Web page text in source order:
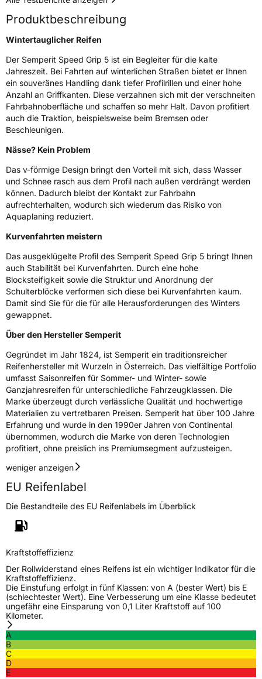
FahrzeugklasseC1
3PMSF / Schneeflockensymbol / Alpine-SymbolJa
Eisgrip
Nein
EPREL ID636246
Allgemeine Produktsicherheit (GPSR)
HerstellerkontaktContinental Reifen Deutschland GmbH,
Continental-Plaza 1 30175 Hannover
Deutschland,
customerservice_tires@conti.de
Produktbeschreibung
Wintertauglicher Reifen
Der Semperit Speed Grip 5 ist ein Begleiter für die kalte
Jahreszeit. Bei Fahrten auf winterlichen Straßen bietet er Ihnen
ein souveränes Handling dank tiefer Profilrillen und einer hohe
Anzahl an Griffkanten. Diese verzahnen sich mit der verschneiten
Fahrbahnoberfläche und schaffen so mehr Halt. Davon profitiert
auch die Traktion, beispielsweise beim Bremsen oder
Beschleunigen.
Nässe? Kein Problem
Das v-förmige Design bringt den Vorteil mit sich, dass Wasser
und Schnee rasch aus dem Profil nach außen verdrängt werden
können. Dadurch bleibt der Kontakt zur Fahrbahn
aufrechterhalten, wodurch sich wiederum das Risiko von
Aquaplaning reduziert.
Kurvenfahrten meistern
Das ausgeklügelte Profil des Semperit Speed Grip 5 bringt Ihnen
auch Stabilität bei Kurvenfahrten. Durch eine hohe
Blocksteifigkeit sowie die Struktur und Anordnung der
Schulterblöcke verformen sich diese bei Kurvenfahrten kaum.
Damit sind Sie für die für alle Herausforderungen des Winters
gewappnet.
Über den Hersteller Semperit
Gegründet im Jahr 1824, ist Semperit ein traditionsreicher
Reifenhersteller mit Wurzeln in Österreich. Das vielfältige Portfolio
umfasst Saisonreifen für Sommer- und Winter- sowie
Ganzjahresreifen für unterschiedliche Fahrzeugklassen. Die
Marke überzeugt durch verlässliche Qualität und hochwertige
Materialien zu vertretbaren Preisen. Semperit hat über 100 Jahre
Erfahrung und wurde in den 1990er Jahren von Continental
übernommen, wodurch die Marke von deren Technologien
profitiert, ohne preislich ins Premiumsegment aufzusteigen.
weniger anzeigen
EU Reifenlabel
Die Bestandteile des EU Reifenlabels im Überblick
Kraftstoffeffizienz
Der Rollwiderstand eines Reifens ist ein wichtiger Indikator für die
Kraftstoffeffizienz.
Die Einstufung erfolgt in fünf Klassen: von A (bester Wert) bis E
(schlechtester Wert). Eine Verbesserung um eine Klasse bedeutet
ungefähr eine Einsparung von 0,1 Liter Kraftstoff auf 100
Kilometer.
A
B
C
D
E